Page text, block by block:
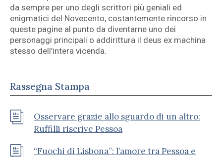
da sempre per uno degli scrittori più geniali ed
enigmatici del Novecento, costantemente rincorso in
queste pagine al punto da diventarne uno dei
personaggi principali o addirittura il deus ex machina
stesso dell’intera vicenda.
Rassegna Stampa
Osservare grazie allo sguardo di un altro:
Ruffilli riscrive Pessoa
“Fuochi di Lisbona”: l’amore tra Pessoa e